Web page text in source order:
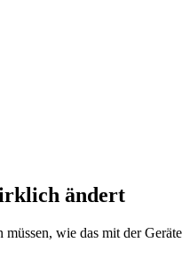
ändert
wie das mit der